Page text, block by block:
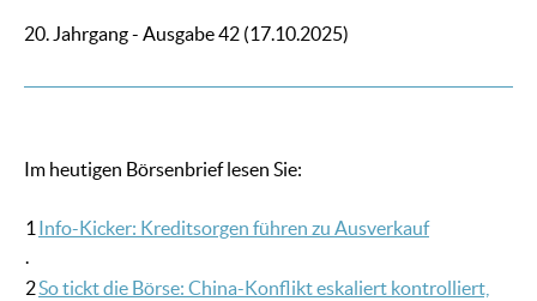
20. Jahrgang - Ausgabe 42 (17.10.2025)
Im heutigen Börsenbrief lesen Sie:
1
.
Info-Kicker: Kreditsorgen führen zu Ausverkauf
2So tickt die Börse: China-Konflikt eskaliert kontrolliert,